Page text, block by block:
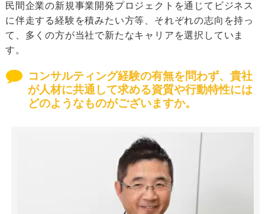
民間企業の新規事業開発プロジェクトを通じてビジネス
に伴走する経験を積みたい方等、それぞれの志向を持っ
て、多くの方が当社で新たなキャリアを選択していま
す。
コンサルティング経験の有無を問わず、貴社
が人材に共通して求める資質や行動特性には
どのようなものがございますか。